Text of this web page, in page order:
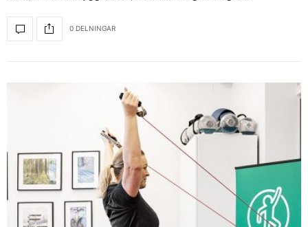
0 DELNINGAR